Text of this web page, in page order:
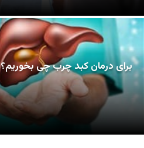
برای درمان کبد چرب چی بخوریم؟